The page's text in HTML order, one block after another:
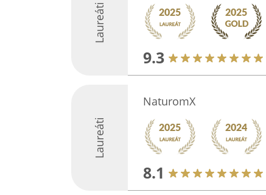
Laureáti
9.3
Laureáti
NaturomX
8.1